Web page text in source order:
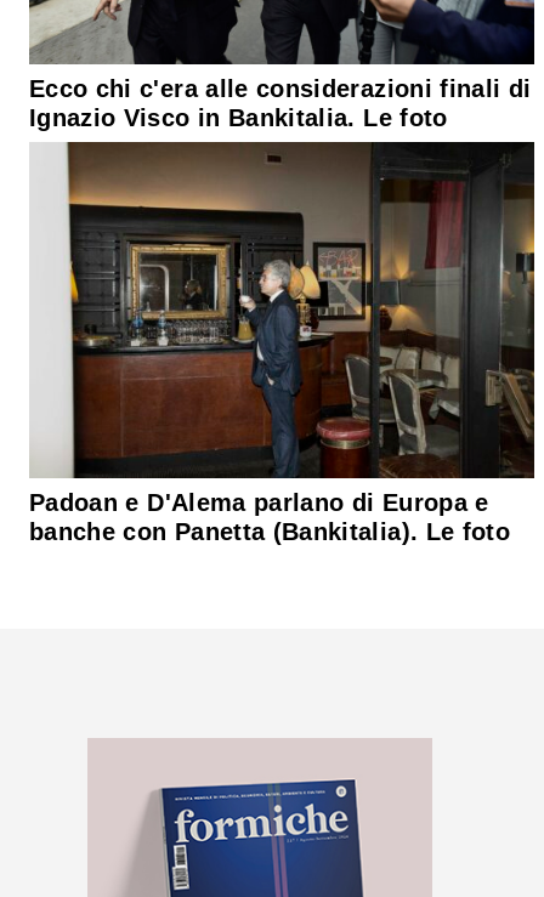
Ecco chi c'era alle considerazioni finali di
Ignazio Visco in Bankitalia. Le foto
Padoan e D'Alema parlano di Europa e
banche con Panetta (Bankitalia). Le foto